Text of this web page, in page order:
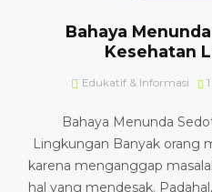
Bahaya
Kesehatan
Edukatif & Informasi
Bahaya Menunda
Lingkungan Banyak orang
karena menganggap
hal yang mendesak.